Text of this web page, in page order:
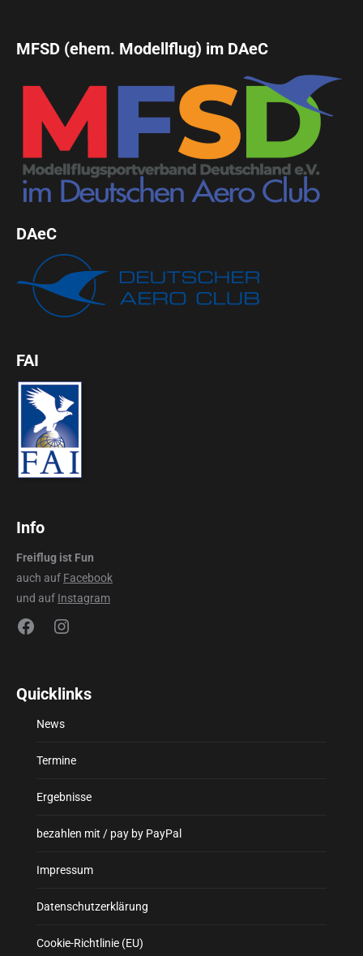
MFSD (ehem. Modellflug) im DAeC
DAeC
FAI
Info
Freiflug ist Fun
auch auf Facebook
und auf Instagram
FacebookInstagram
Quicklinks
News
Termine
Ergebnisse
bezahlen mit / pay by PayPal
Impressum
Datenschutzerklärung
Cookie-Richtlinie (EU)